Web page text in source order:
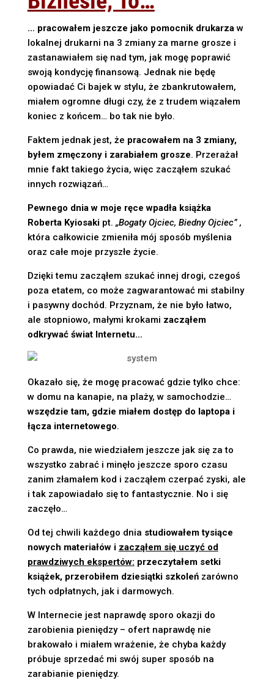
… pracowałem jeszcze jako pomocnik drukarza w
lokalnej drukarni na 3 zmiany za marne grosze i
zastanawiałem się nad tym, jak mogę poprawić
swoją kondycję finansową. Jednak nie będę
opowiadać Ci bajek w stylu, że zbankrutowałem,
miałem ogromne długi czy, że z trudem wiązałem
koniec z końcem… bo tak nie było.
Faktem jednak jest, że pracowałem na 3 zmiany,
byłem zmęczony i zarabiałem grosze. Przerażał
mnie fakt takiego życia, więc zacząłem szukać
innych rozwiązań…
Pewnego dnia w moje ręce wpadła książka
Roberta Kyiosakipt. „Bogaty Ojciec, Biedny Ojciec” ,
która całkowicie zmieniła mój sposób myślenia
oraz całe moje przyszłe życie.
Dzięki temu zacząłem szukać innej drogi, czegoś
poza etatem, co może zagwarantować mi stabilny
i pasywny dochód. Przyznam, że nie było łatwo,
ale stopniowo, małymi krokami zacząłem
odkrywać świat Internetu…
Okazało się, że mogę pracować gdzie tylko chce:
w domu na kanapie, na plaży, w samochodzie…
wszędzie tam, gdzie miałem dostęp do laptopa i
łącza internetowego.
Co prawda, nie wiedziałem jeszcze jak się za to
wszystko zabrać i minęło jeszcze sporo czasu
zanim złamałem kod i zacząłem czerpać zyski, ale
i tak zapowiadało się to fantastycznie. No i się
zaczęło…
Od tej chwili każdego dnia studiowałem tysiące
nowych materiałów i zacząłem się uczyć od
prawdziwych ekspertów: przeczytałem setki
książek, przerobiłem dziesiątki szkoleńzarówno
tych odpłatnych, jak i darmowych.
W Internecie jest naprawdę sporo okazji do
zarobienia pieniędzy – ofert naprawdę nie
brakowało i miałem wrażenie, że chyba każdy
próbuje sprzedać mi swój super sposób na
zarabianie pieniędzy.